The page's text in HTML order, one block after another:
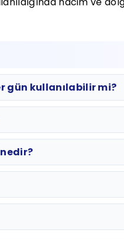
gün kullanılabilir mi?